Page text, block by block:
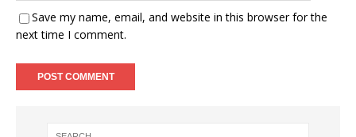
Save my name, email, and website in this browser for the
next time I comment.